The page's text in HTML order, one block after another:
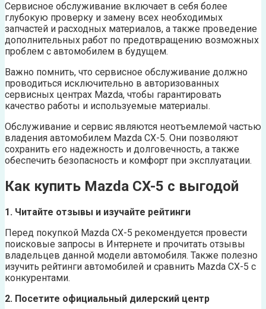
Сервисное обслуживание включает в себя более
глубокую проверку и замену всех необходимых
запчастей и расходных материалов, а также проведение
дополнительных работ по предотвращению возможных
проблем с автомобилем в будущем.
Важно помнить, что сервисное обслуживание должно
проводиться исключительно в авторизованных
сервисных центрах Mazda, чтобы гарантировать
качество работы и используемые материалы.
Обслуживание и сервис являются неотъемлемой частью
владения автомобилем Mazda CX-5. Они позволяют
сохранить его надежность и долговечность, а также
обеспечить безопасность и комфорт при эксплуатации.
Как купить Mazda CX-5 с выгодой
1. Читайте отзывы и изучайте рейтинги
Перед покупкой Mazda CX-5 рекомендуется провести
поисковые запросы в Интернете и прочитать отзывы
владельцев данной модели автомобиля. Также полезно
изучить рейтинги автомобилей и сравнить Mazda CX-5 с
конкурентами.
2. Посетите официальный дилерский центр